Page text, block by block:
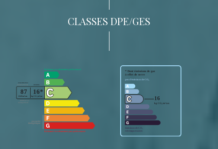
CLASSES DPE/GES